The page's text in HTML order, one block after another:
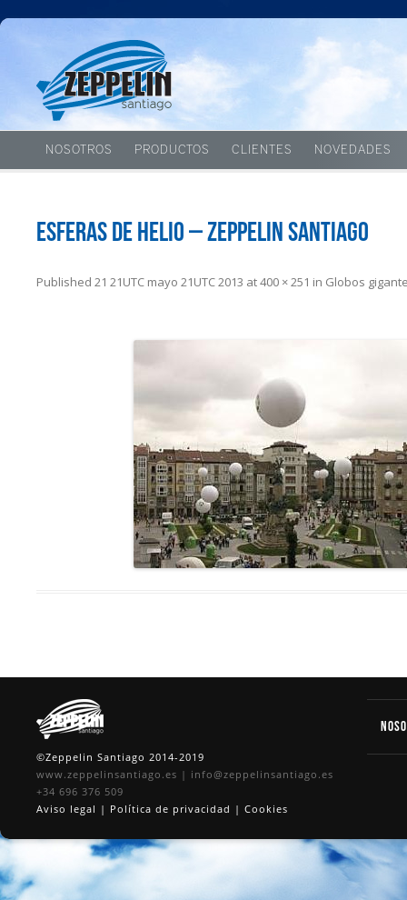
NOSOTROS PRODUCTOS CLIENTES NOVEDADES
esferas de helio – Zeppelin Santiago
Published 21 21UTC mayo 21UTC 2013 at400 × 251 in Globos
©Zeppelin Santiago 2014-2019
www.zeppelinsantiago.es | info@zeppelinsantiago.es
+34 696 376 509
Aviso legal | Política de privacidad | Cookies